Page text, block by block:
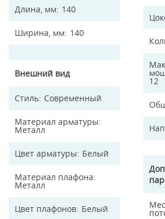
Длина, мм 140
Ширина, мм 140
Внешний вид
Стиль Современный
Материал арматуры
Металл
Цвет арматуры Белый
Материал плафона
Металл
Цвет плафонов Белый
12